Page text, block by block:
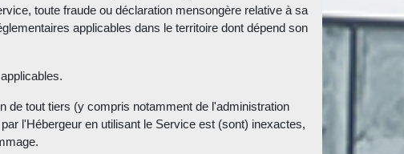
toute fraude ou déclaration mensongère relative à sa
applicables dans le territoire dont dépend son
de tout tiers (y compris notamment de l'administration
l'Hébergeur en utilisant le Service est (sont) inexactes,